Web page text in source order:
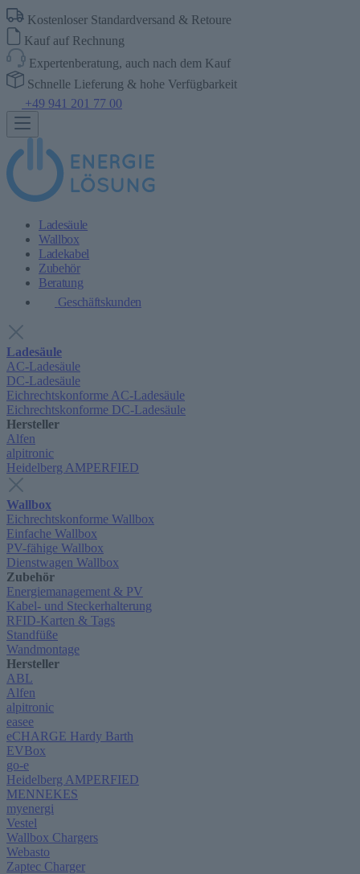
Kostenloser Standardversand & Retoure
Kauf auf Rechnung
Expertenberatung, auch nach dem Kauf
Schnelle Lieferung & hohe Verfügbarkeit
+49 941 201 77 00
Ladesäule
Wallbox
Ladekabel
Zubehör
Beratung
Geschäftskunden
Ladesäule
AC-Ladesäule
DC-Ladesäule
Eichrechtskonforme AC-Ladesäule
Eichrechtskonforme DC-Ladesäule
Hersteller
Alfen
alpitronic
Heidelberg AMPERFIED
Wallbox
Eichrechtskonforme Wallbox
Einfache Wallbox
PV-fähige Wallbox
Dienstwagen Wallbox
Zubehör
Energiemanagement & PV
Kabel- und Steckerhalterung
RFID-Karten & Tags
Standfüße
Wandmontage
Hersteller
ABL
Alfen
alpitronic
easee
eCHARGE Hardy Barth
EVBox
go-e
Heidelberg AMPERFIED
MENNEKES
myenergi
Vestel
Wallbox Chargers
Webasto
Zaptec Charger